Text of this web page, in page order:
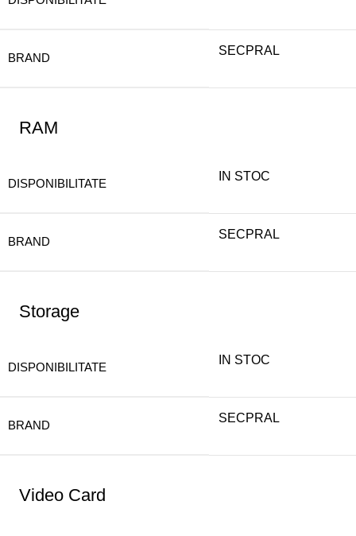
BRAND
SECPRAL
RAM
DISPONIBILITATE
IN STOC
BRAND
SECPRAL
Storage
DISPONIBILITATE
IN STOC
BRAND
SECPRAL
Video Card